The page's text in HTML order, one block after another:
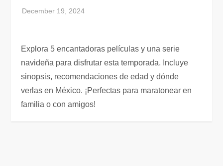
Explora 5 encantadoras películas y una serie
navideña para disfrutar esta temporada. Incluye
sinopsis, recomendaciones de edad y dónde
verlas en México. ¡Perfectas para maratonear en
familia o con amigos!